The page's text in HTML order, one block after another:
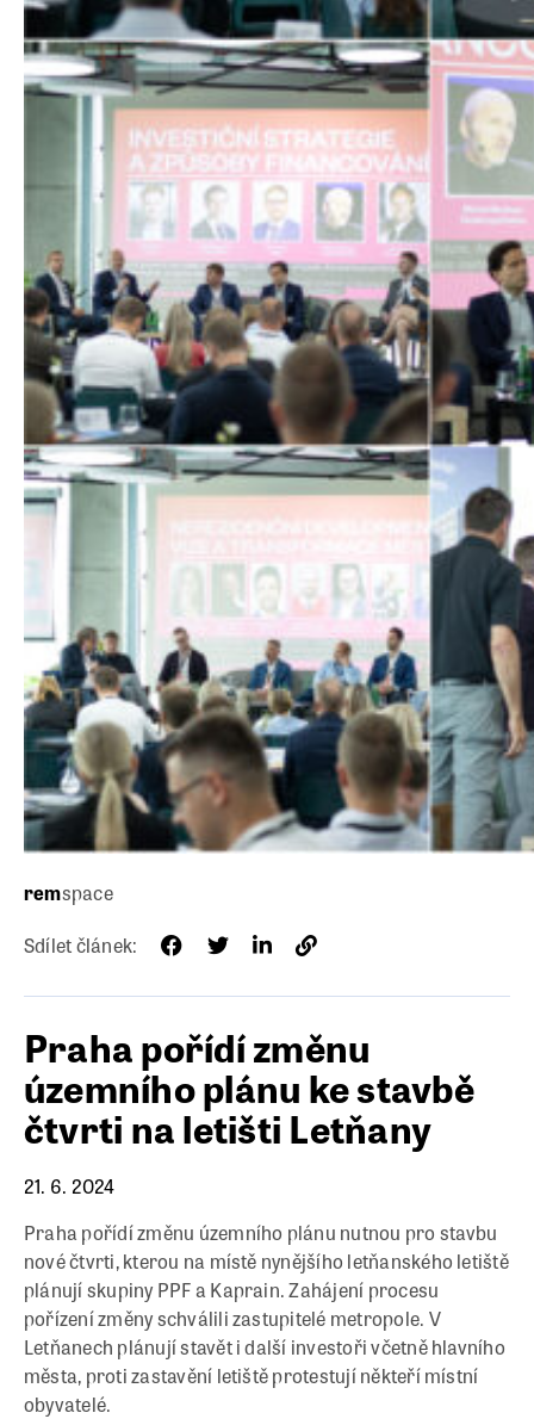
remspace
Sdílet článek:
Praha pořídí změnu
územního plánu ke stavbě
čtvrti na letišti Letňany
21. 6. 2024
Praha pořídí změnu územního plánu nutnou pro stavbu
nové čtvrti, kterou na místě nynějšího letňanského letiště
plánují skupiny PPF a Kaprain. Zahájení procesu
pořízení změny schválili zastupitelé metropole. V
Letňanech plánují stavět i další investoři včetně hlavního
města, proti zastavění letiště protestují někteří místní
obyvatelé.